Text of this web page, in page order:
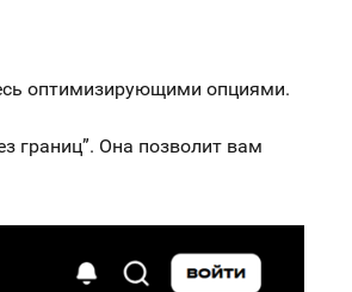
оптимизирующими опциями.
границ”. Она позволит вам